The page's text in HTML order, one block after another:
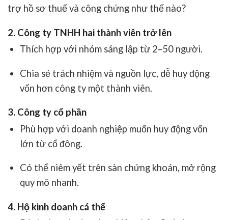
trợ hồ sơ thuế và công chứng như thế nào?
2. Công ty TNHH hai thành viên trở lên
Thích hợp với nhóm sáng lập từ 2–50 người.
Chia sẻ trách nhiệm và nguồn lực, dễ huy động
vốn hơn công ty một thành viên.
3. Công ty cổ phần
Phù hợp với doanh nghiệp muốn huy động vốn
lớn từ cổ đông.
Có thể niêm yết trên sàn chứng khoán, mở rộng
quy mô nhanh.
4. Hộ kinh doanh cá thể